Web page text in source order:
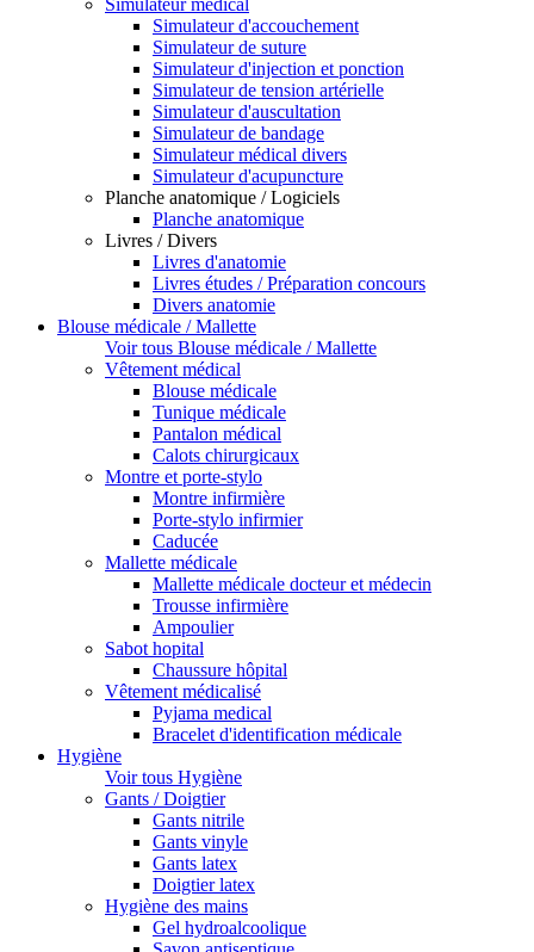
Simulateur médical
Simulateur d'accouchement
Simulateur de suture
Simulateur d'injection et ponction
Simulateur de tension artérielle
Simulateur d'auscultation
Simulateur de bandage
Simulateur médical divers
Simulateur d'acupuncture
Planche anatomique / Logiciels
Planche anatomique
Livres / Divers
Livres d'anatomie
Livres études / Préparation concours
Divers anatomie
Blouse médicale / Mallette
Voir tous Blouse médicale / Mallette
Vêtement médical
Blouse médicale
Tunique médicale
Pantalon médical
Calots chirurgicaux
Montre et porte-stylo
Montre infirmière
Porte-stylo infirmier
Caducée
Mallette médicale
Mallette médicale docteur et médecin
Trousse infirmière
Ampoulier
Sabot hopital
Chaussure hôpital
Vêtement médicalisé
Pyjama medical
Bracelet d'identification médicale
Hygiène
Voir tous Hygiène
Gants / Doigtier
Gants nitrile
Gants vinyle
Gants latex
Doigtier latex
Hygiène des mains
Gel hydroalcoolique